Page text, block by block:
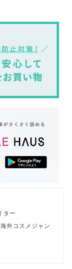
ター
外コスメジャン